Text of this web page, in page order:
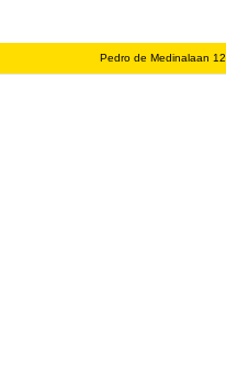
Pedro de Medinalaan